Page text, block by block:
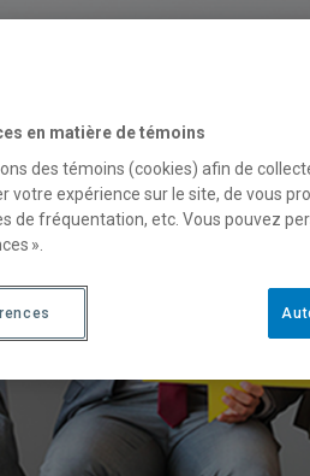
en matière de témoins
des témoins (cookies) afin de
votre expérience sur le site, de vous
de fréquentation, etc. Vous pouvez
».